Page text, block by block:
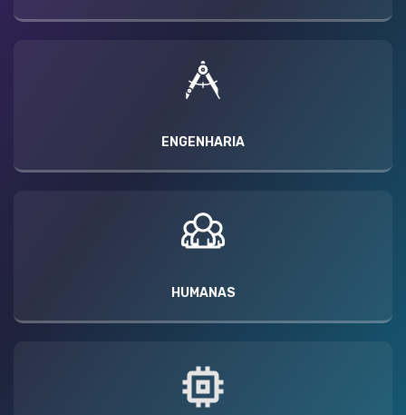
ENGENHARIA
HUMANAS